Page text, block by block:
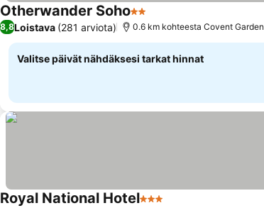
Otherwander Soho2 Tähtiluokitus
8,8Loistava (281 arviota) 0.6 km kohteesta Covent Garden
Valitse päivät nähdäksesi tarkat hinnat
Royal National Hotel